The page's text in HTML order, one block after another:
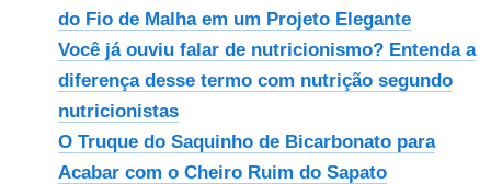
do Fio de Malha em um Projeto Elegante
Você já ouviu falar de nutricionismo? Entenda a
diferença desse termo com nutrição segundo
nutricionistas
O Truque do Saquinho de Bicarbonato para
Acabar com o Cheiro Ruim do Sapato